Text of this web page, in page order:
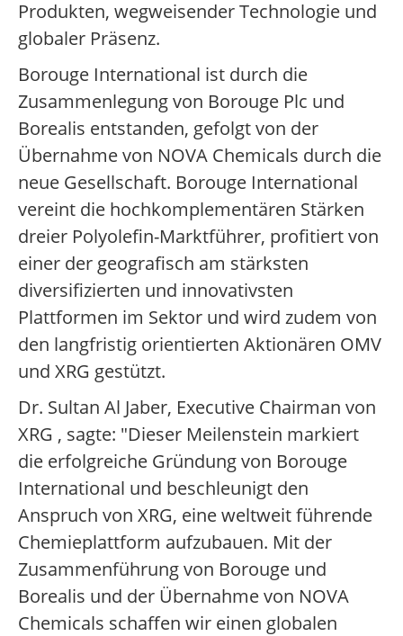
Produkten, wegweisender Technologie und
globaler Präsenz.
Borouge International ist durch die
Zusammenlegung von Borouge Plc und
Borealis entstanden, gefolgt von der
Übernahme von NOVA Chemicals durch die
neue Gesellschaft. Borouge International
vereint die hochkomplementären Stärken
dreier Polyolefin-Marktführer, profitiert von
einer der geografisch am stärksten
diversifizierten und innovativsten
Plattformen im Sektor und wird zudem von
den langfristig orientierten Aktionären OMV
und XRG gestützt.
Dr. Sultan Al Jaber, Executive Chairman von
XRG , sagte: "Dieser Meilenstein markiert
die erfolgreiche Gründung von Borouge
International und beschleunigt den
Anspruch von XRG, eine weltweit führende
Chemieplattform aufzubauen. Mit der
Zusammenführung von Borouge und
Borealis und der Übernahme von NOVA
Chemicals schaffen wir einen globalen